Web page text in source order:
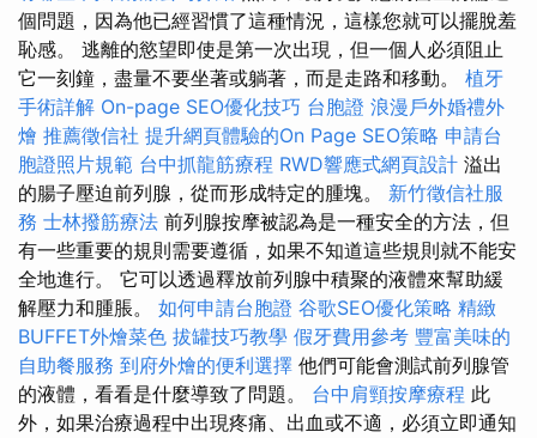
個問題，因為他已經習慣了這種情況，這樣您就可以擺脫羞
恥感。 逃離的慾望即使是第一次出現，但一個人必須阻止
它一刻鐘，盡量不要坐著或躺著，而是走路和移動。 植牙
手術詳解 On-page SEO優化技巧 台胞證 浪漫戶外婚禮外
燴 推薦徵信社 提升網頁體驗的On Page SEO策略 申請台
胞證照片規範 台中抓龍筋療程 RWD響應式網頁設計 溢出
的腸子壓迫前列腺，從而形成特定的腫塊。 新竹徵信社服
務 士林撥筋療法 前列腺按摩被認為是一種安全的方法，但
有一些重要的規則需要遵循，如果不知道這些規則就不能安
全地進行。 它可以透過釋放前列腺中積聚的液體來幫助緩
解壓力和腫脹。 如何申請台胞證 谷歌SEO優化策略 精緻
BUFFET外燴菜色 拔罐技巧教學 假牙費用參考 豐富美味的
自助餐服務 到府外燴的便利選擇 他們可能會測試前列腺管
的液體，看看是什麼導致了問題。 台中肩頸按摩療程 此
外，如果治療過程中出現疼痛、出血或不適，必須立即通知